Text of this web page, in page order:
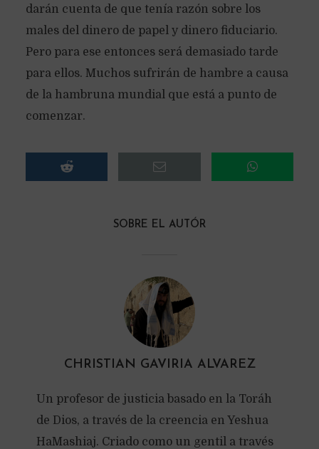
darán cuenta de que tenía razón sobre los
males del dinero de papel y dinero fiduciario.
Pero para ese entonces será demasiado tarde
para ellos. Muchos sufrirán de hambre a causa
de la hambruna mundial que está a punto de
comenzar.
SOBRE EL AUTÓR
CHRISTIAN GAVIRIA ALVAREZ
Un profesor de justicia basado en la Toráh
de Dios, a través de la creencia en Yeshua
HaMashiaj. Criado como un gentil a través